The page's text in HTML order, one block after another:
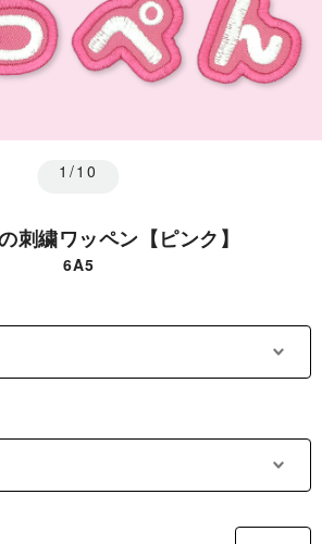
1/10
刺繍ワッペン【ピンク】
6A5